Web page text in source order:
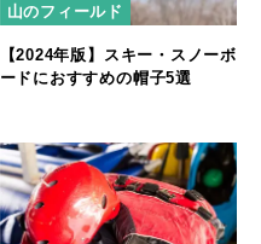
山のフィールド
【2024年版】スキー・スノーボ
ードにおすすめの帽子5選